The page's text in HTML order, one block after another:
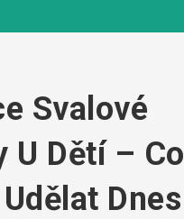
Svalové
U Dětí – Co
Dnes